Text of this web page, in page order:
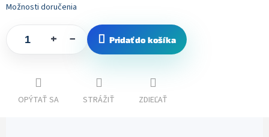
Možnosti doručenia
+ − Pridať do košíka
OPÝTAŤ SA STRÁŽIŤ ZDIEĽAŤ